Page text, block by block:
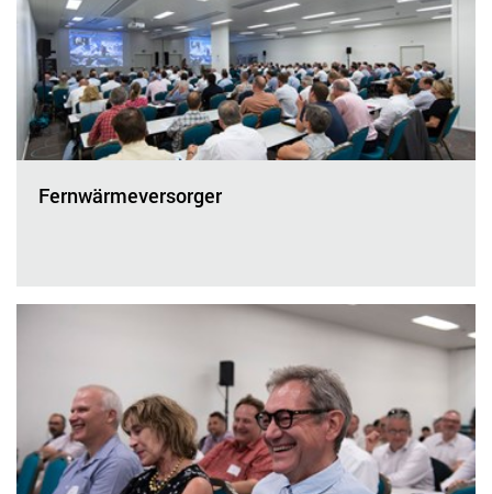
Fernwärmeversorger